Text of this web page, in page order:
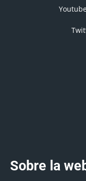
Sobre la